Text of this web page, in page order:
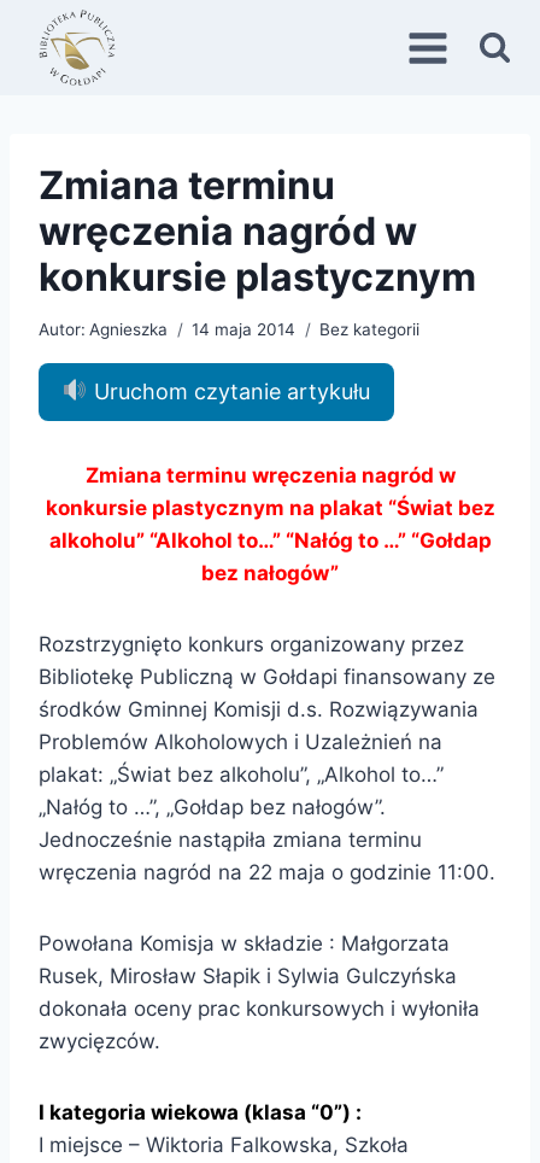
Przejdź
treści
Zmiana terminu
wręczenia nagród w
konkursie plastycznym
Autor: Agnieszka 14 maja 2014 Bez kategorii
Uruchom czytanie artykułu
Zmiana terminu wręczenia nagród w
konkursie plastycznym na plakat “Świat bez
alkoholu” “Alkohol to…” “Nałóg to …” “Gołdap
bez nałogów”
Rozstrzygnięto konkurs organizowany przez
Bibliotekę Publiczną w Gołdapi finansowany ze
środków Gminnej Komisji d.s. Rozwiązywania
Problemów Alkoholowych i Uzależnień na
plakat: „Świat bez alkoholu”, „Alkohol to…”
„Nałóg to …”, „Gołdap bez nałogów”.
Jednocześnie nastąpiła zmiana terminu
wręczenia nagród na 22 maja o godzinie 11:00.
Powołana Komisja w składzie : Małgorzata
Rusek, Mirosław Słapik i Sylwia Gulczyńska
dokonała oceny prac konkursowych i wyłoniła
zwycięzców.
I kategoria wiekowa (klasa “0”) :
I miejsce – Wiktoria Falkowska, Szkoła